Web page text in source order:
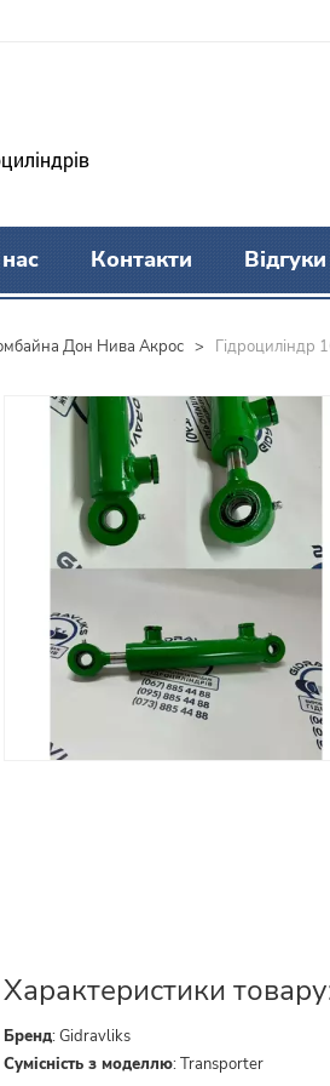
Контакти Відгуки
Дон Нива Акрос >
Характеристики
Бренд:Gidravliks
Сумісність з моделлю:Transporter